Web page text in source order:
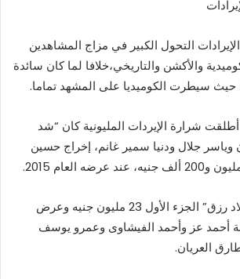
التحول الكبير في مزاج المشاهدين
والأكشن والتاريخي،خلافا لما كان سائدة
أطلقت شرارة الإيردات المليونية كان “شد
جلال ودنيا سمير غانم، إخراج حسين
وكذلك حقق فيلم “ولاد رزق” الجزء الأول 23 مليون جنيه وعرض
أحمد عز وأحمد الفيشاوى وعمرو يوسف
العريان.